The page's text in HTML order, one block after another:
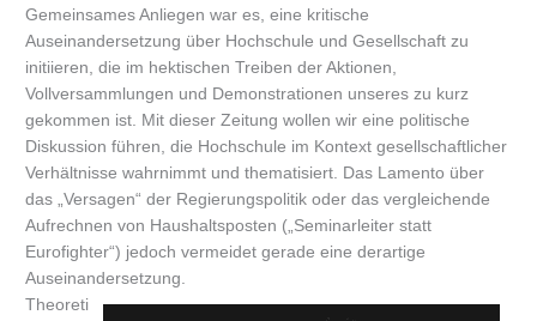
Gemeinsames Anliegen war es, eine kritische
Auseinandersetzung über Hochschule und Gesellschaft zu
initiieren, die im hektischen Treiben der Aktionen,
Vollversammlungen und Demonstrationen unseres zu kurz
gekommen ist. Mit dieser Zeitung wollen wir eine politische
Diskussion führen, die Hochschule im Kontext gesellschaftlicher
Verhältnisse wahrnimmt und thematisiert. Das Lamento über
das „Versagen“ der Regierungspolitik oder das vergleichende
Aufrechnen von Haushaltsposten („Seminarleiter statt
Eurofighter“) jedoch vermeidet gerade eine derartige
Auseinandersetzung.
Theoreti